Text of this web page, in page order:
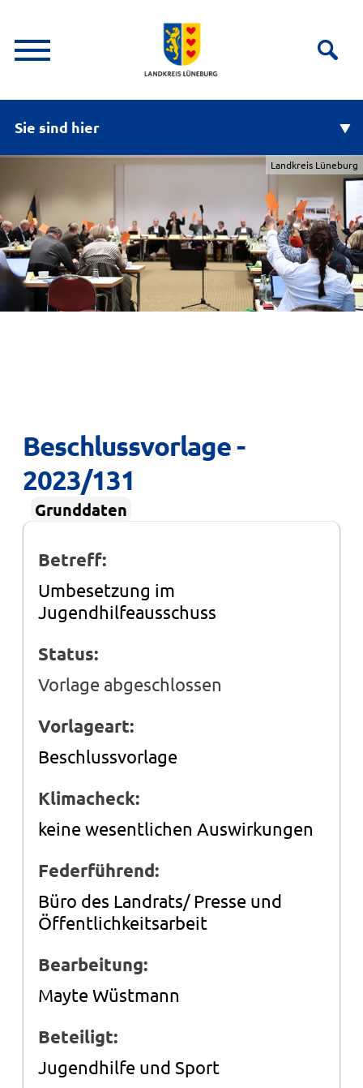
Sie sind hier
Landkreis Lüneburg
Beschlussvorlage -
2023/131
Grunddaten
Betreff:
Umbesetzung im
Jugendhilfeausschuss
Status:
Vorlage abgeschlossen
Vorlageart:
Beschlussvorlage
Klimacheck:
keine wesentlichen Auswirkungen
Federführend:
Büro des Landrats/ Presse und
Öffentlichkeitsarbeit
Bearbeitung:
Mayte Wüstmann
Beteiligt:
Jugendhilfe und Sport